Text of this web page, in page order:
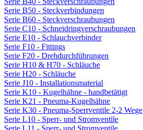
Serie B50 - Steckverbindungen
Serie B60 - Steckverschraubungen
Serie C10 - Schneidringverschraubungen
Serie E10 - Schlauchverbinder
Serie F10 - Fittings
Serie F20 - Drehdurchführungen
Serie H10 & H70 - Schläuche
Serie H20 - Schläuche
Serie J10 - Installationsmaterial
Serie K10 - Kugelhähne - handbetätigt
Serie K21 - Pneuma-Kugelhähne
Serie K30 - Pneuma-Sperrventile 2-2 Wege
Serie L10 - Sperr- und Stromventile